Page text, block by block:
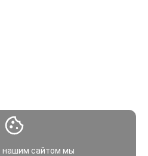
нашим сайтом мы